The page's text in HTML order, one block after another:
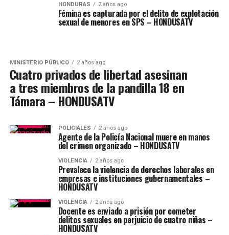
HONDURAS 2 años ago
Fémina es capturada por el delito de explotación
sexual de menores en SPS – HONDUSATV
MINISTERIO PÚBLICO 2 años ago
Cuatro privados de libertad asesinan
a tres miembros de la pandilla 18 en
Támara – HONDUSATV
POLICIALES 2 años ago
Agente de la Policía Nacional muere en manos
del crimen organizado – HONDUSATV
VIOLENCIA 2 años ago
Prevalece la violencia de derechos laborales en
empresas e instituciones gubernamentales –
HONDUSATV
VIOLENCIA 2 años ago
Docente es enviado a prisión por cometer
delitos sexuales en perjuicio de cuatro niñas –
HONDUSATV